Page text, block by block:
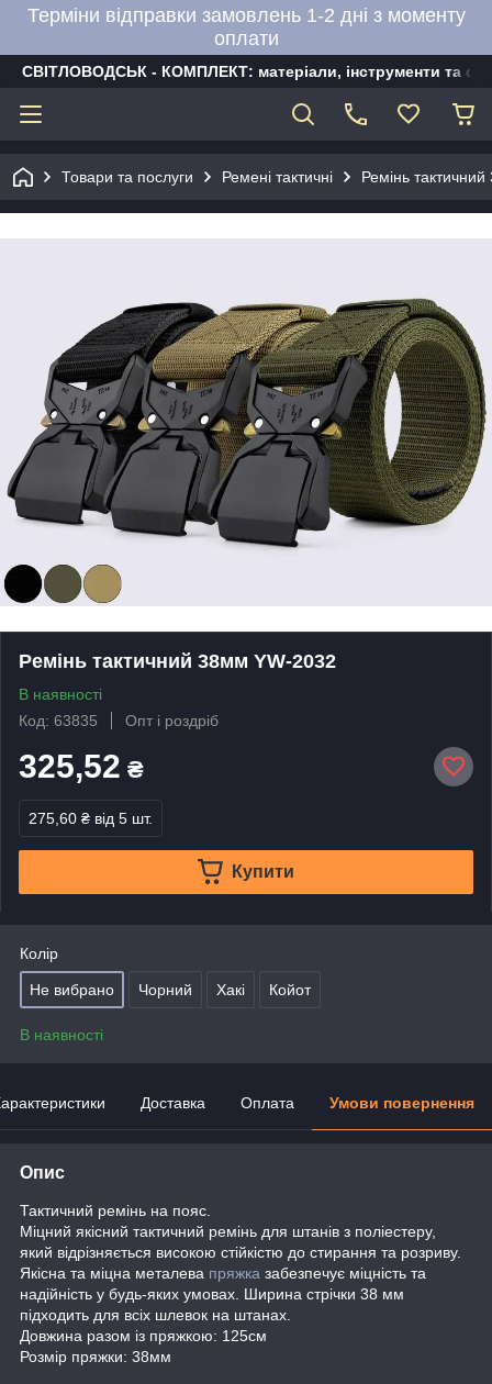
Терміни відправки замовлень 1-2 дні з моменту
оплати
СВІТЛОВОДСЬК - КОМПЛЕКТ: матеріали, інструменти та
Товари та послуги Ремені тактичні Ремінь
Ремінь тактичний 38мм YW-2032
В наявності
Код: 63835
Опт і роздріб
325,52 ₴
275,60 ₴ від 5 шт.
Купити
Колір
Не вибрано Чорний Хакі Койот
В наявності
Доставка Оплата Умови повернення
Опис
Тактичний ремінь на пояс.
Міцний якісний тактичний ремінь для штанів з поліестеру,
який відрізняється високою стійкістю до стирання та розриву.
Якісна та міцна металева пряжка забезпечує міцність та
надійність у будь-яких умовах. Ширина стрічки 38 мм
підходить для всіх шлевок на штанах.
Довжина разом із пряжкою: 125см
Розмір пряжки: 38мм